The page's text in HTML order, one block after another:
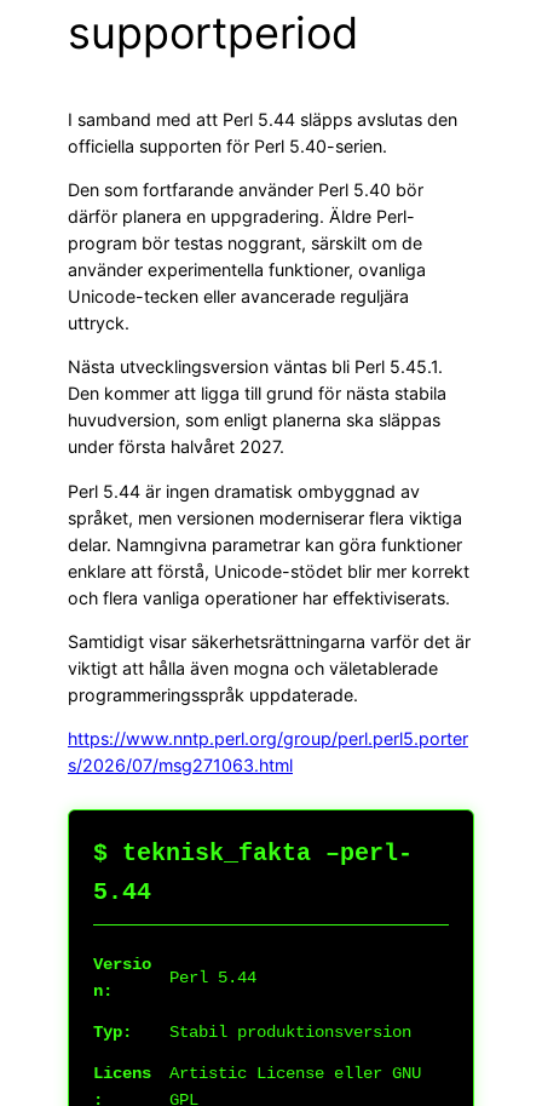
supportperiod
I samband med att Perl 5.44 släpps avslutas den
officiella supporten för Perl 5.40-serien.
Den som fortfarande använder Perl 5.40 bör
därför planera en uppgradering. Äldre Perl-
program bör testas noggrant, särskilt om de
använder experimentella funktioner, ovanliga
Unicode-tecken eller avancerade reguljära
uttryck.
Nästa utvecklingsversion väntas bli Perl 5.45.1.
Den kommer att ligga till grund för nästa stabila
huvudversion, som enligt planerna ska släppas
under första halvåret 2027.
Perl 5.44 är ingen dramatisk ombyggnad av
språket, men versionen moderniserar flera viktiga
delar. Namngivna parametrar kan göra funktioner
enklare att förstå, Unicode-stödet blir mer korrekt
och flera vanliga operationer har effektiviserats.
Samtidigt visar säkerhetsrättningarna varför det är
viktigt att hålla även mogna och väletablerade
programmeringsspråk uppdaterade.
https://www.nntp.perl.org/group/perl.perl5.porter
s/2026/07/msg271063.html
$ teknisk_fakta –perl-
5.44
Versio
n:
Perl 5.44
Typ: Stabil produktionsversion
Licens
:
Artistic License eller GNU
GPL